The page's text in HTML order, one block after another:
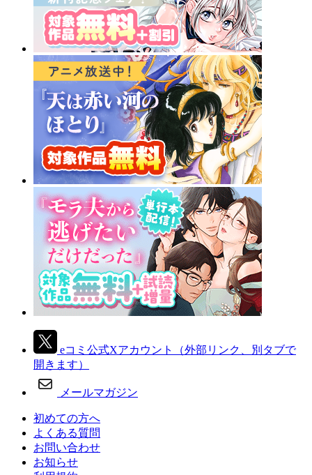
eコミ公式Xアカウント
（外部リンク、別タブで
開きます）
メールマガジン
初めての方へ
よくある質問
お問い合わせ
お知らせ